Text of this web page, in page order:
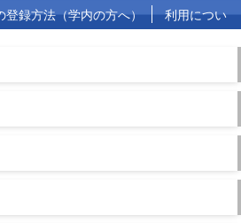
登録方法（学内の方へ）
利用につい